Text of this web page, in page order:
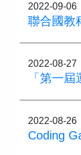
2022-09-06
2022-08-27
2022-08-26